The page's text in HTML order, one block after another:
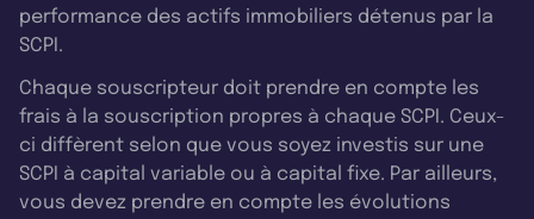
performance des actifs immobiliers détenus par la
SCPI.
Chaque souscripteur doit prendre en compte les
frais à la souscription propres à chaque SCPI. Ceux-
ci diffèrent selon que vous soyez investis sur une
SCPI à capital variable ou à capital fixe. Par ailleurs,
vous devez prendre en compte les évolutions